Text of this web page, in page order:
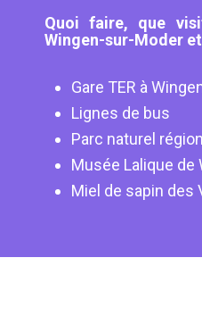
Quoi faire, que
Wingen-sur-Moder
Gare TER à
Lignes de bus
Parc naturel
Musée Lalique
Miel de sapin des